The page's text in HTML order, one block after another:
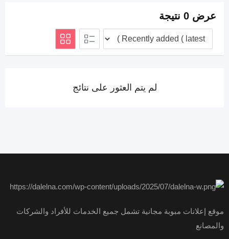
عرض 0 نتيجة
لم يتم العثور على نتائج
موقع إعلانات مبوبة مجانية تشمل جميع الخدمات للأفراد والشركات
والمصانع